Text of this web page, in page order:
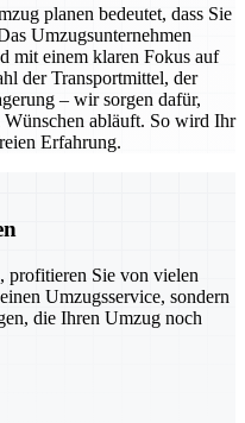
planen bedeutet, dass Sie
Umzugsunternehmen
mit einem klaren Fokus auf
der Transportmittel, der
– wir sorgen dafür,
Wünschen abläuft. So wird Ihr
Erfahrung.
profitieren Sie von vielen
Umzugsservice, sondern
die Ihren Umzug noch